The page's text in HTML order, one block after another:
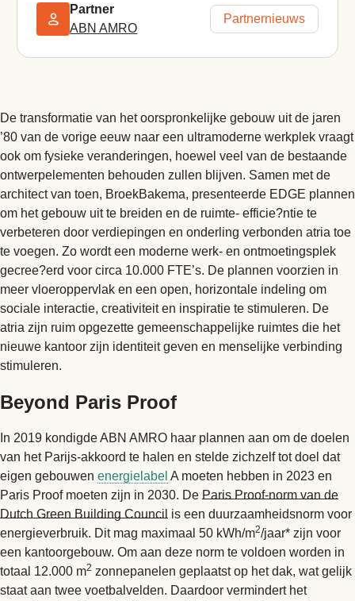
Partner
ABN AMRO
Partnernieuws
De transformatie van het oorspronkelijke gebouw uit de jaren
’80 van de vorige eeuw naar een ultramoderne werkplek vraagt
ook om fysieke veranderingen, hoewel veel van de bestaande
ontwerpelementen behouden zullen blijven. Samen met de
architect van toen, BroekBakema, presenteerde EDGE plannen
om het gebouw uit te breiden en de ruimte- efficie?ntie te
verbeteren door verdiepingen en onderling verbonden atria toe
te voegen. Zo wordt een moderne werk- en ontmoetingsplek
gecree?erd voor circa 10.000 FTE’s. De plannen voorzien in
meer vloeroppervlak en een open, horizontale indeling om
sociale interactie, creativiteit en inspiratie te stimuleren. De
atria zijn ruim opgezette gemeenschappelijke ruimtes die het
nieuwe kantoor zijn identiteit geven en menselijke verbinding
stimuleren.
Beyond Paris Proof
In 2019 kondigde ABN AMRO haar plannen aan om de doelen
van het Parijs-akkoord te halen en stelde zichzelf tot doel dat
eigen gebouwen energielabel A moeten hebben in 2023 en
Paris Proof moeten zijn in 2030. De Paris Proof-norm van de
Dutch Green Building Council is een duurzaamheidsnorm voor
energieverbruik. Dit mag maximaal 50 kWh/m2/jaar* zijn voor
een kantoorgebouw. Om aan deze norm te voldoen worden in
totaal 12.000 m2 zonnepanelen geplaatst op het dak, wat gelijk
staat aan twee voetbalvelden. Daardoor vermindert het